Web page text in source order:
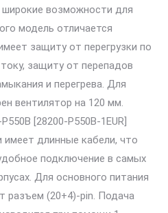
широкие возможности для
модель отличается
защиту от перегрузки по
защиту от перепадов
и перегрева. Для
вентилятор на 120 мм.
[28200-P550B-1EUR]
имеет длинные кабели, что
подключение в самых
Для основного питания
разъем (20+4)-pin. Подача